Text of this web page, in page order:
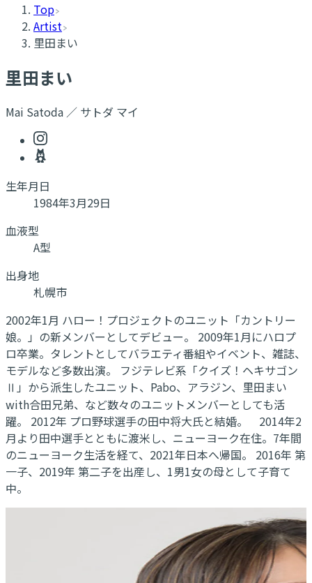
Top
Artist
里田まい
里田まい
Mai Satoda ／ サトダ マイ
生年月日
1984年3月29日
血液型
A型
出身地
札幌市
2002年1月 ハロー！プロジェクトのユニット「カントリー
娘。」の新メンバーとしてデビュー。 2009年1月にハロプ
ロ卒業。タレントとしてバラエティ番組やイベント、雑誌、
モデルなど多数出演。 フジテレビ系「クイズ！ヘキサゴン
Ⅱ」から派生したユニット、Pabo、アラジン、里田まい
with合田兄弟、など数々のユニットメンバーとしても活
躍。 2012年 プロ野球選手の田中将大氏と結婚。 2014年2
月より田中選手とともに渡米し、ニューヨーク在住。7年間
のニューヨーク生活を経て、2021年日本へ帰国。 2016年 第
一子、2019年 第二子を出産し、1男1女の母として子育て
中。